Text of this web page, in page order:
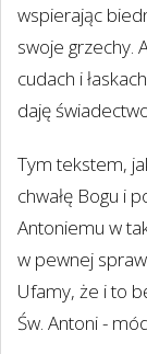
wspierając
swoje grzechy.
cudach i
daję
Tym tekstem,
chwałę Bogu i
Antoniemu w
w pewnej
Ufamy, że i to
Św. Antoni -